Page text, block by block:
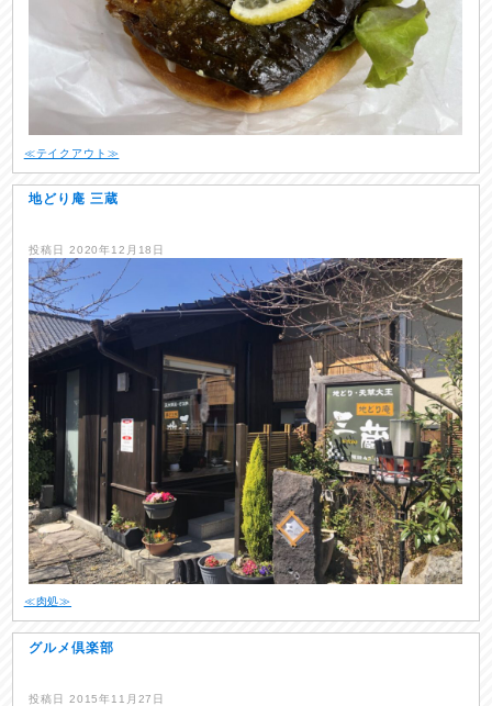
≪テイクアウト≫
地どり庵 三蔵
投稿日 2020年12月18日
≪肉処≫
グルメ倶楽部
投稿日 2015年11月27日